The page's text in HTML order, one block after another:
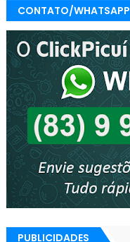
CONTATO/WHATSAPP
PUBLICIDADES